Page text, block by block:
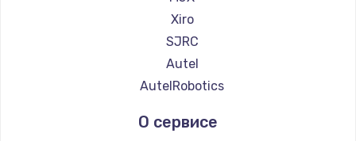
Заказать
Замена сенсорного датчика
1300 руб.
Заказать
Замена сигнальной лампы
Xiro
SJRC
Autel
AutelRobotics
О сервисе